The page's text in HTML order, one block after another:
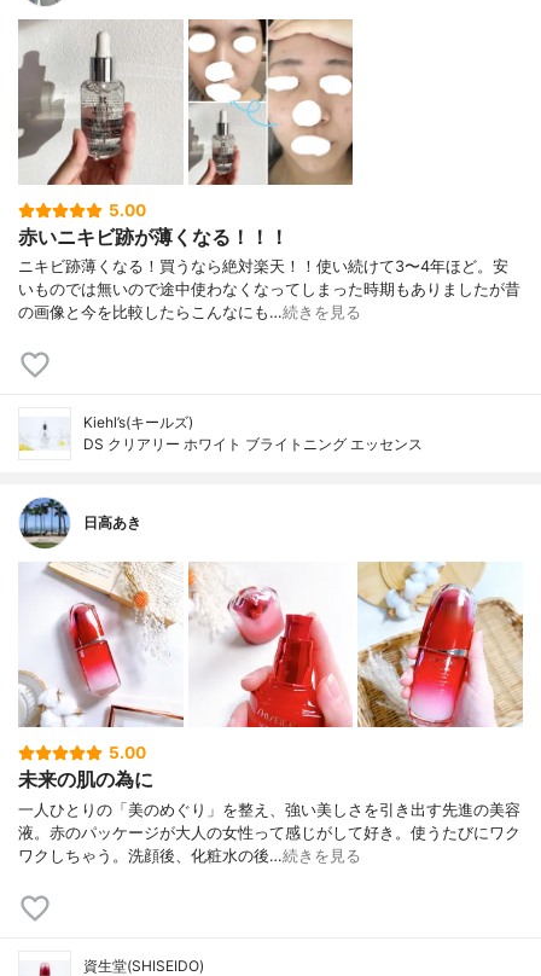
5.00
赤いニキビ跡が薄くなる！！！
ニキビ跡薄くなる！買うなら絶対楽天！！使い続けて3〜4年ほど。安
いものでは無いので途中使わなくなってしまった時期もありましたが昔
の画像と今を比較したらこんなにも…続きを見る
Kiehl’s(キールズ)
DS クリアリー ホワイト ブライトニング エッセンス
日高あき
5.00
未来の肌の為に
一人ひとりの「美のめぐり」を整え、強い美しさを引き出す先進の美容
液。赤のパッケージが大人の女性って感じがして好き。使うたびにワク
ワクしちゃう。洗顔後、化粧水の後…続きを見る
資生堂(SHISEIDO)